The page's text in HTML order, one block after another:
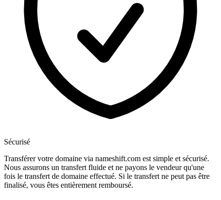
Sécurisé
Transférer votre domaine via nameshift.com est simple et sécurisé.
Nous assurons un transfert fluide et ne payons le vendeur qu'une
fois le transfert de domaine effectué. Si le transfert ne peut pas être
finalisé, vous êtes entièrement remboursé.